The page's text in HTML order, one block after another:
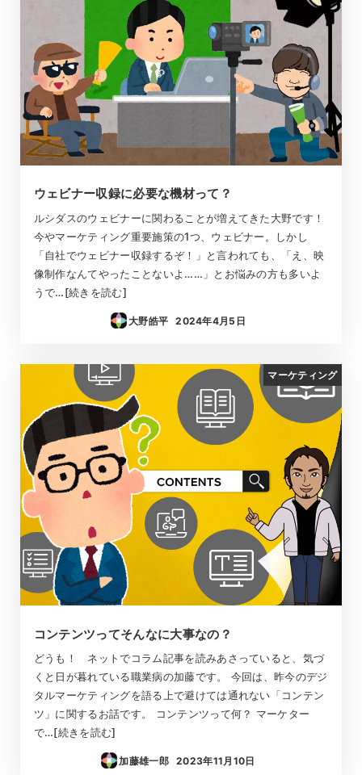
ウェビナー収録に必要な機材って？
ルシダスのウェビナーに関わることが増えてきた大野です！
今やマーケティング重要施策の1つ、ウェビナー。しかし
「自社でウェビナー収録するぞ！」と言われても、「え、映
像制作なんてやったことないよ……」とお悩みの方も多いよ
うで…[続きを読む]
大野皓平
投稿日
2024年4月5日
マーケティング
コンテンツってそんなに大事なの？
どうも！ ネットでコラム記事を読みあさっていると、気づ
くと日が暮れている職業病の加藤です。 今回は、昨今のデジ
タルマーケティングを語る上で避けては通れない「コンテン
ツ」に関するお話です。 コンテンツって何？ マーケター
で…[続きを読む]
加藤雄一郎
投稿日
2023年11月10日